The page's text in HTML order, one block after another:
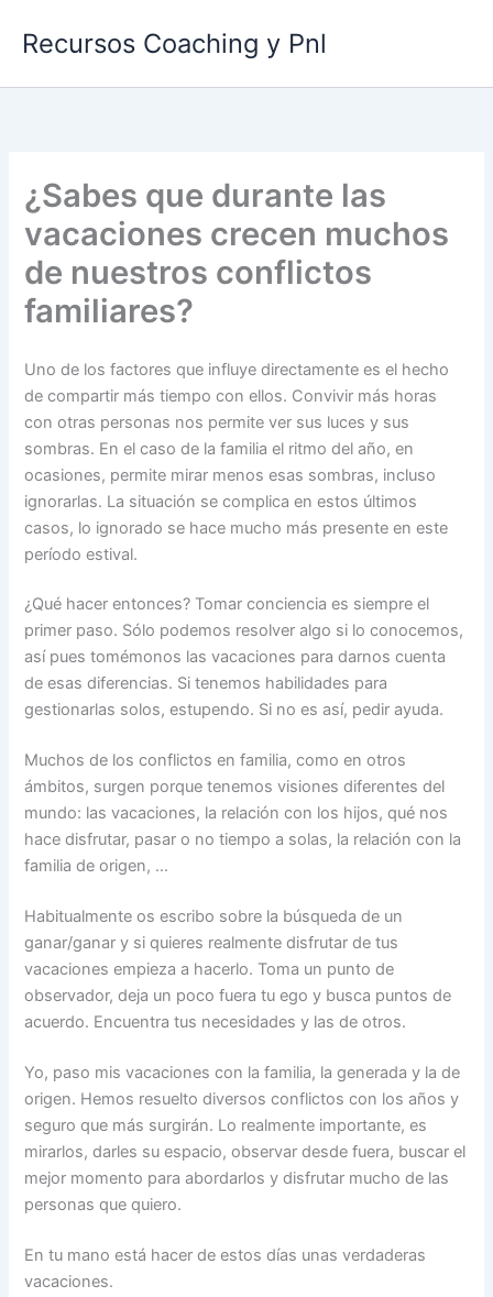
Recursos Coaching y Pnl
¿Sabes que durante las
vacaciones crecen muchos
de nuestros conflictos
familiares?
Uno de los factores que influye directamente es el hecho
de compartir más tiempo con ellos. Convivir más horas
con otras personas nos permite ver sus luces y sus
sombras. En el caso de la familia el ritmo del año, en
ocasiones, permite mirar menos esas sombras, incluso
ignorarlas. La situación se complica en estos últimos
casos, lo ignorado se hace mucho más presente en este
período estival.
¿Qué hacer entonces? Tomar conciencia es siempre el
primer paso. Sólo podemos resolver algo si lo conocemos,
así pues tomémonos las vacaciones para darnos cuenta
de esas diferencias. Si tenemos habilidades para
gestionarlas solos, estupendo. Si no es así, pedir ayuda.
Muchos de los conflictos en familia, como en otros
ámbitos, surgen porque tenemos visiones diferentes del
mundo: las vacaciones, la relación con los hijos, qué nos
hace disfrutar, pasar o no tiempo a solas, la relación con la
familia de origen, …
Habitualmente os escribo sobre la búsqueda de un
ganar/ganar y si quieres realmente disfrutar de tus
vacaciones empieza a hacerlo. Toma un punto de
observador, deja un poco fuera tu ego y busca puntos de
acuerdo. Encuentra tus necesidades y las de otros.
Yo, paso mis vacaciones con la familia, la generada y la de
origen. Hemos resuelto diversos conflictos con los años y
seguro que más surgirán. Lo realmente importante, es
mirarlos, darles su espacio, observar desde fuera, buscar el
mejor momento para abordarlos y disfrutar mucho de las
personas que quiero.
En tu mano está hacer de estos días unas verdaderas
vacaciones.